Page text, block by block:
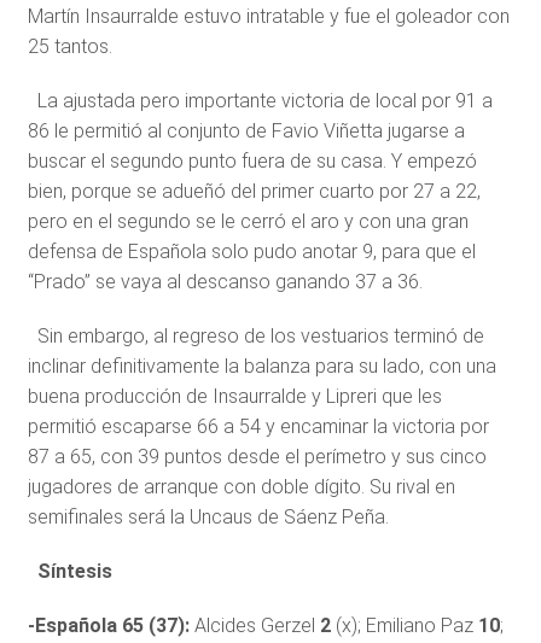
Martín Insaurralde estuvo intratable y fue el goleador con
25 tantos.
La ajustada pero importante victoria de local por 91 a
86 le permitió al conjunto de Favio Viñetta jugarse a
buscar el segundo punto fuera de su casa. Y empezó
bien, porque se adueñó del primer cuarto por 27 a 22,
pero en el segundo se le cerró el aro y con una gran
defensa de Española solo pudo anotar 9, para que el
“Prado” se vaya al descanso ganando 37 a 36.
Sin embargo, al regreso de los vestuarios terminó de
inclinar definitivamente la balanza para su lado, con una
buena producción de Insaurralde y Lipreri que les
permitió escaparse 66 a 54 y encaminar la victoria por
87 a 65, con 39 puntos desde el perímetro y sus cinco
jugadores de arranque con doble dígito. Su rival en
semifinales será la Uncaus de Sáenz Peña.
Síntesis
-Española 65 (37):Alcides Gerzel 2(x); Emiliano Paz 10;